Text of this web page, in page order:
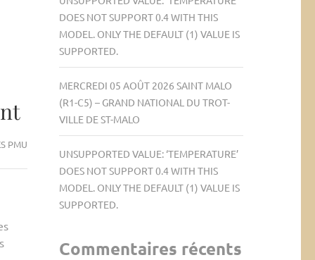
PMU
DOES NOT SUPPORT 0.4 WITH THIS
MODEL. ONLY THE DEFAULT (1) VALUE IS
SUPPORTED.
MERCREDI 05 AOÛT 2026 SAINT MALO
(R1-C5) – GRAND NATIONAL DU TROT-
VILLE DE ST-MALO
UNSUPPORTED VALUE: ‘TEMPERATURE’
DOES NOT SUPPORT 0.4 WITH THIS
MODEL. ONLY THE DEFAULT (1) VALUE IS
SUPPORTED.
Commentaires récents